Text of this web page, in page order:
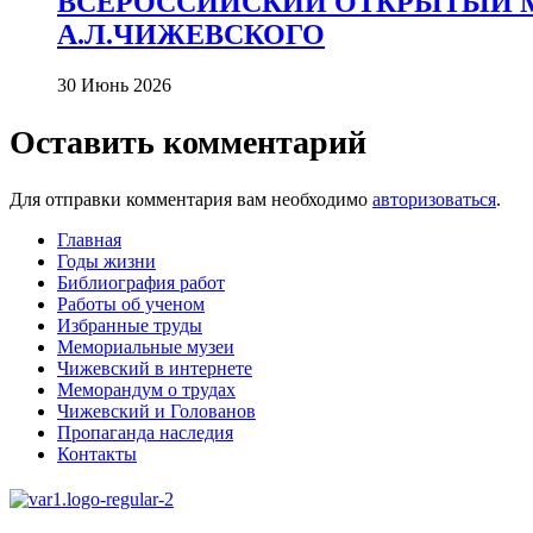
А.Л.ЧИЖЕВСКОГО
30 Июнь 2026
Оставить комментарий
Для отправки комментария вам необходимо авторизоваться.
Главная
Годы жизни
Библиография работ
Работы об ученом
Избранные труды
Мемориальные музеи
Чижевский в интернете
Меморандум о трудах
Чижевский и Голованов
Пропаганда наследия
Контакты